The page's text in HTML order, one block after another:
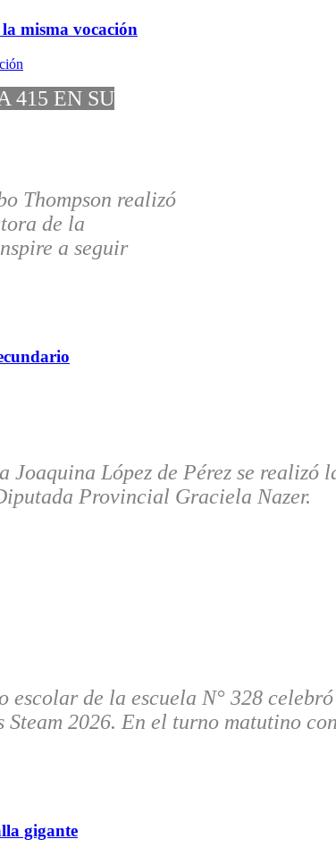
misma vocación
415 EN SU
Thompson realizó
de la
a seguir
López de Pérez se realizó
Provincial Graciela Nazer.
de la escuela N° 328
2026. En el turno matutino
gigante